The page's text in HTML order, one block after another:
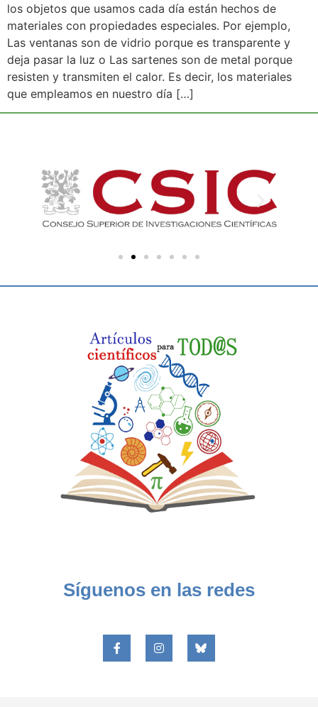
los objetos que usamos cada día están hechos de
materiales con propiedades especiales. Por ejemplo,
Las ventanas son de vidrio porque es transparente y
deja pasar la luz o Las sartenes son de metal porque
resisten y transmiten el calor. Es decir, los materiales
que empleamos en nuestro día […]
Síguenos en las redes